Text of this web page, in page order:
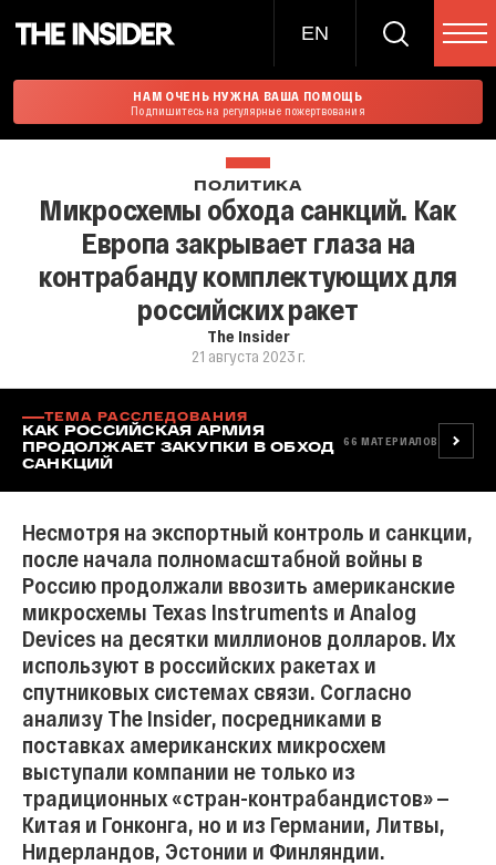
EN
НАМ ОЧЕНЬ НУЖНА ВАША ПОМОЩЬ
Подпишитесь на регулярные пожертвования
ПОЛИТИКА
Микросхемы обхода санкций. Как
Европа закрывает глаза на
контрабанду комплектующих для
российских ракет
The Insider
21 августа 2023 г.
ТЕМА РАССЛЕДОВАНИЯ
КАК РОССИЙСКАЯ АРМИЯ
ПРОДОЛЖАЕТ ЗАКУПКИ В ОБХОД
САНКЦИЙ
66 МАТЕРИАЛОВ
Несмотря на экспортный контроль и санкции,
после начала полномасштабной войны в
Россию продолжали ввозить американские
микросхемы Texas Instruments и Analog
Devices на десятки миллионов долларов. Их
используют в российских ракетах и
спутниковых системах связи. Согласно
анализу The Insider, посредниками в
поставках американских микросхем
выступали компании не только из
традиционных «стран-контрабандистов» —
Китая и Гонконга, но и из Германии, Литвы,
Нидерландов, Эстонии и Финляндии.